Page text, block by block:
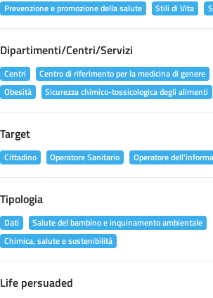
Prevenzione e promozione della salute
Stili di Vita
Dipartimenti/Centri/Servizi
Centri Centro di riferimento per la medicina di genere
Obesità
Sicurezza chimico-tossicologica degli alimenti
Target
Cittadino Operatore Sanitario Operatore
Tipologia
Dati
Salute del bambino e inquinamento ambientale
Chimica, salute e sostenibilità
Life persuaded